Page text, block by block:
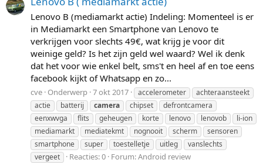
Lenovo B (mediamarkt actie) Indeling: Momenteel is er
in Mediamarkt een Smartphone van Lenovo te
verkrijgen voor slechts 49€, wat krijg je voor dit
weinige geld? Is het zijn geld wel waard? Wel ik denk
dat het voor wie enkel belt, sms't en heel af en toe eens
facebook kijkt of Whatsapp en zo...
cve Onderwerp 7 okt 2017 accelerometer
achteraansteekt
actie
batterij camera chipset
defrontcamera
eenxwvga
flits geheugen korte lenovo lenovob
li-ion
mediamarkt
mediatekmt nognooit scherm
sensoren
smartphone
super toestelletje uitleg
vanslechts
vergeet
Reacties: 0 Forum:Android review